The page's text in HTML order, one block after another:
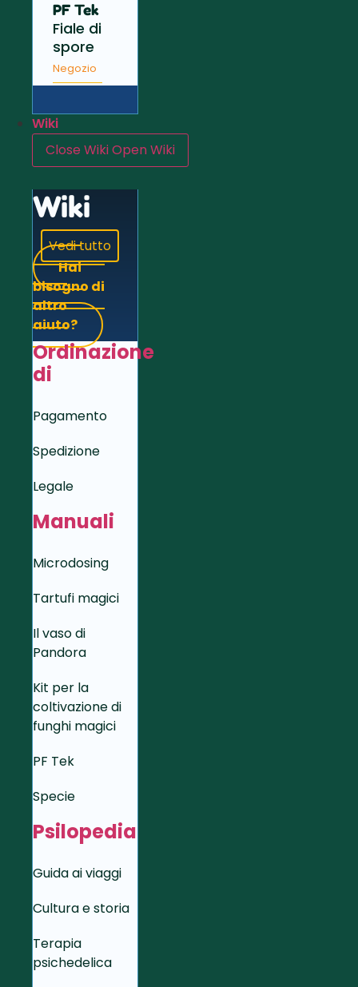
PF Tek
Fiale di
spore
Negozio
Wiki
Close WikiOpen Wiki
Wiki
Vedi tutto
Hai
bisogno di
altro
aiuto?
Ordinazione
di
Pagamento
Spedizione
Legale
Manuali
Microdosing
Tartufi magici
Il vaso di
Pandora
Kit per la
coltivazione di
funghi magici
PF Tek
Specie
Psilopedia
Guida ai viaggi
Cultura e storia
Terapia
psichedelica